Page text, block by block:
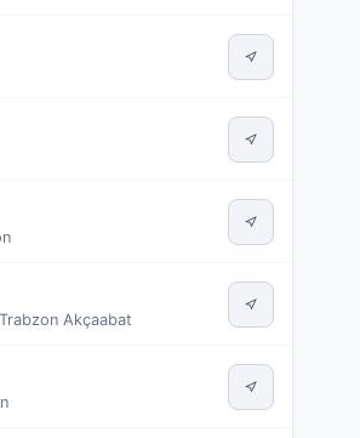
Akçaabat